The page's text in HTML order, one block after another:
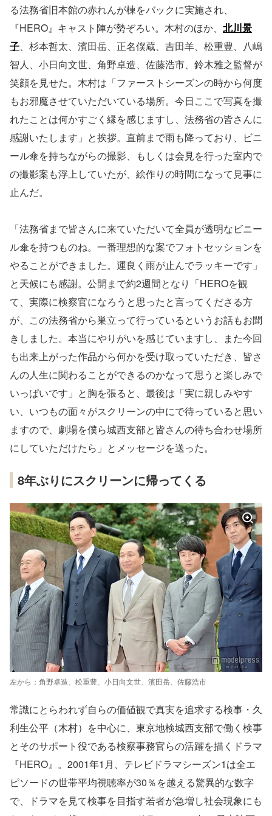
る法務省旧本館の赤れんが棟をバックに実施され、
『HERO』キャスト陣が勢ぞろい。木村のほか、 北川景
子、杉本哲太、濱田岳、正名僕蔵、吉田羊、松重豊、八嶋
智人、小日向文世、角野卓造、佐藤浩市、鈴木雅之監督が
笑顔を見せた。木村は「ファーストシーズンの時から何度
もお邪魔させていただいている場所。今日ここで写真を撮
れたことは何かすごく縁を感じますし、法務省の皆さんに
感謝いたします」と挨拶。直前まで雨も降っており、ビニ
ール傘を持ちながらの撮影、もしくは会見を行った室内で
の撮影案も浮上していたが、絵作りの時間になって見事に
止んだ。
「法務省まで皆さんに来ていただいて全員が透明なビニー
ル傘を持つものね。一番理想的な案でフォトセッションを
やることができました。運良く雨が止んでラッキーです」
と天候にも感謝。公開まで約2週間となり「HEROを観
て、実際に検察官になろうと思ったと言ってくださる方
が、この法務省から巣立って行っているというお話もお聞
きしました。本当にやりがいを感じていますし、また今回
も出来上がった作品から何かを受け取っていただき、皆さ
んの人生に関わることができるのかなって思うと楽しみで
いっぱいです」と胸を張ると、最後は「実に親しみやす
い、いつもの面々がスクリーンの中にで待っていると思い
ますので、劇場を僕ら城西支部と皆さんの待ち合わせ場所
にしていただけたら」とメッセージを送った。
8年ぶりにスクリーンに帰ってくる
左から：角野卓造、松重豊、小日向文世、濱田岳、佐藤浩市
常識にとらわれず自らの価値観で真実を追求する検事・久
利生公平（木村）を中心に、東京地検城西支部で働く検事
とそのサポート役である検察事務官らの活躍を描くドラマ
『HERO』。2001年1月、テレビドラマシーズン1は全エ
ピソードの世帯平均視聴率が30％を越える驚異的な数字
で、ドラマを見て検事を目指す若者が急増し社会現象にも